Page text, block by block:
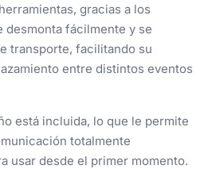
gracias a los
fácilmente y se
transporte, facilitando su
entre distintos eventos
está incluida, lo que le permite
totalmente
usar desde el primer momento.